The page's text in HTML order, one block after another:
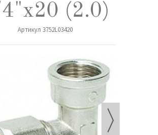
(2.0)
Артикул 3752L03420